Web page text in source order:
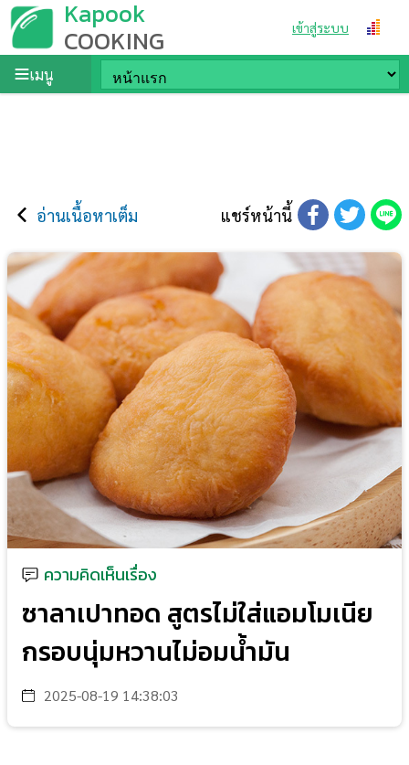
Kapook
COOKING เข้าสู่ระบบ
เมนู
อ่านเนื้อหาเต็ม แชร์หน้านี้
ความคิดเห็นเรื่อง
ซาลาเปาทอด สูตรไม่ใส่แอมโมเนีย
กรอบนุ่มหวานไม่อมน้ำมัน
2025-08-19 14:38:03